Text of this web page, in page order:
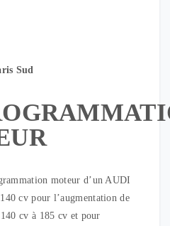
Sud
moteur d’un AUDI
cv pour l’augmentation de
cv à 185 cv et pour